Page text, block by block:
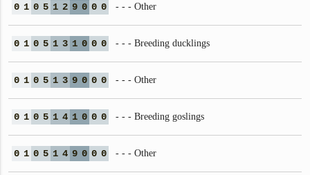
0 1 0 5 1 2 9 0 0 0 - - - Other
0 1 0 5 1 3 1 0 0 0 - - - Breeding ducklings
0 1 0 5 1 3 9 0 0 0 - - - Other
0 1 0 5 1 4 1 0 0 0 - - - Breeding goslings
0 1 0 5 1 4 9 0 0 0 - - - Other